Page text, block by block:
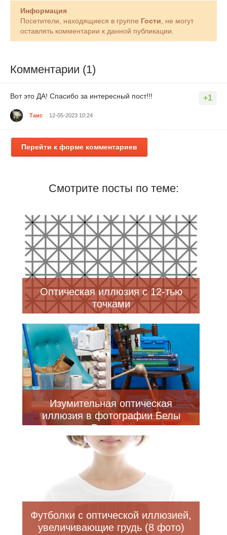
Информация
Посетители, находящиеся в группе Гости , не могут
оставлять комментарии к данной публикации.
Комментарии (1)
+1
Вот это ДА! Спасибо за интересный пост!!!
Таис 12-05-2023 10:24
Перейти к форме комментариев
Смотрите посты по теме:
Оптическая иллюзия с 12-тью
точками
Изумительная оптическая
иллюзия в фотографии Белы
Борсоди
Футболки с оптической иллюзией,
увеличивающие грудь (8 фото)